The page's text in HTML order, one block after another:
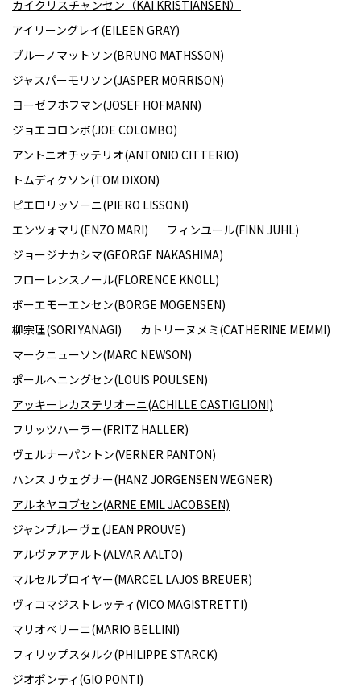
カイクリスチャンセン（KAI KRISTIANSEN）
アイリーングレイ(EILEEN GRAY)
ブルーノマットソン(BRUNO MATHSSON)
ジャスパーモリソン(JASPER MORRISON)
ヨーゼフホフマン(JOSEF HOFMANN)
ジョエコロンボ(JOE COLOMBO)
アントニオチッテリオ(ANTONIO CITTERIO)
トムディクソン(TOM DIXON)
ピエロリッソーニ(PIERO LISSONI)
エンツォマリ(ENZO MARI)
フィンユール(FINN JUHL)
ジョージナカシマ(GEORGE NAKASHIMA)
フローレンスノール(FLORENCE KNOLL)
ボーエモーエンセン(BORGE MOGENSEN)
柳宗理(SORI YANAGI)
カトリーヌメミ(CATHERINE MEMMI)
マークニューソン(MARC NEWSON)
ポールヘニングセン(LOUIS POULSEN)
アッキーレカステリオーニ(ACHILLE CASTIGLIONI)
フリッツハーラー(FRITZ HALLER)
ヴェルナーパントン(VERNER PANTON)
ハンスＪウェグナー(HANZ JORGENSEN WEGNER)
アルネヤコブセン(ARNE EMIL JACOBSEN)
ジャンプルーヴェ(JEAN PROUVE)
アルヴァアアルト(ALVAR AALTO)
マルセルブロイヤー(MARCEL LAJOS BREUER)
ヴィコマジストレッティ(VICO MAGISTRETTI)
マリオベリーニ(MARIO BELLINI)
フィリップスタルク(PHILIPPE STARCK)
ジオポンティ(GIO PONTI)